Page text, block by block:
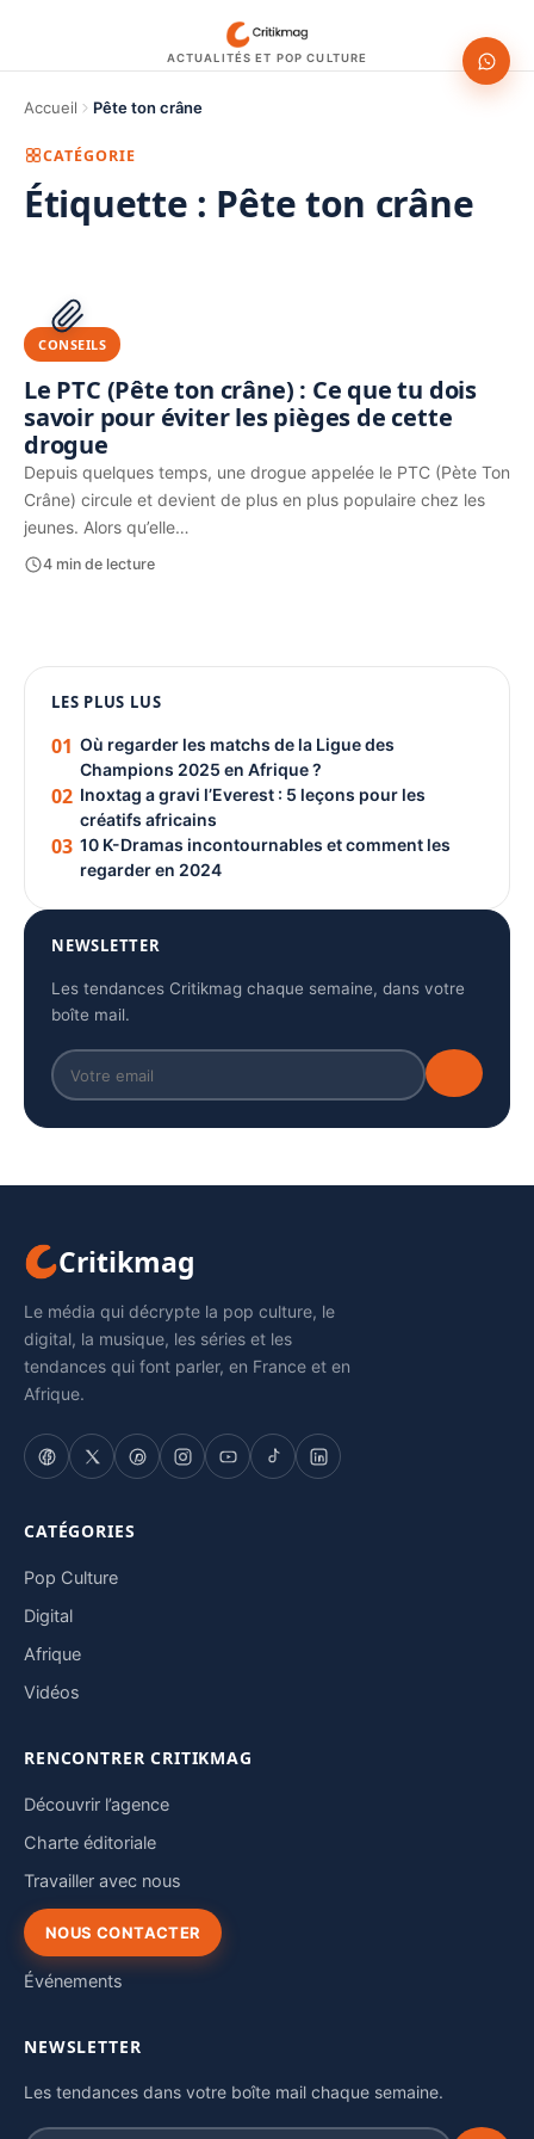
ACTUALITÉS ET POP CULTURE
Accueil Pête ton crâne
CATÉGORIE
Étiquette : Pête ton crâne
PUBLICITÉ
CONSEILS
Le PTC (Pête ton crâne) : Ce que tu dois
savoir pour éviter les pièges de cette
drogue
Depuis quelques temps, une drogue appelée le PTC (Pète Ton
Crâne) circule et devient de plus en plus populaire chez les
jeunes. Alors qu’elle…
4 min de lecture
PUBLICITÉ
LES PLUS LUS
01 Où regarder les matchs de la Ligue des
Champions 2025 en Afrique ?
02 Inoxtag a gravi l’Everest : 5 leçons pour les
créatifs africains
03 10 K-Dramas incontournables et comment les
regarder en 2024
NEWSLETTER
Les tendances Critikmag chaque semaine, dans votre
boîte mail.
Critikmag
Le média qui décrypte la pop culture, le
digital, la musique, les séries et les
tendances qui font parler, en France et en
Afrique.
CATÉGORIES
Pop Culture
Digital
Afrique
Vidéos
RENCONTRER CRITIKMAG
Découvrir l’agence
Charte éditoriale
Travailler avec nous
NOUS CONTACTER
Événements
NEWSLETTER
Les tendances dans votre boîte mail chaque semaine.